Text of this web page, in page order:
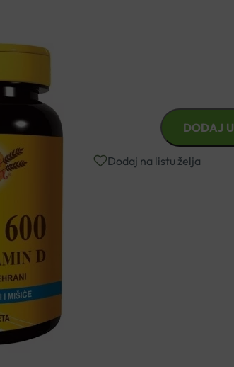
KALCIJ
DODAJ
Dodaj na listu želja